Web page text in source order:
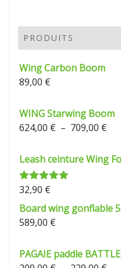
à
PRODUITS
Wing Carbon Boom
89,00 €
WING Starwing Boom
624,00 € – 709,00 €
Leash ceinture Wing
Note 5.00
32,90 €
Board wing gonflable
589,00 €
PAGAIE paddle